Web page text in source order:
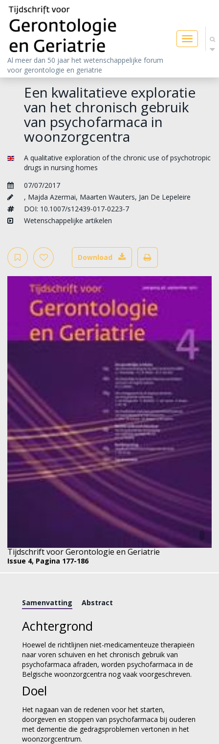
Toggle
navigation
Al meer dan 50 jaar het wetenschappelijke forum
voor gerontologie en geriatrie
Een kwalitatieve exploratie
van het chronisch gebruik
van psychofarmaca in
woonzorgcentra
A qualitative exploration of the chronic use of psychotropic
drugs in nursing homes
07/07/2017
, Majda Azermai, Maarten Wauters, Jan De Lepeleire
DOI: 10.1007/s12439-017-0223-7
Wetenschappelijke artikelen
Download
Tijdschrift voor Gerontologie en Geriatrie
Issue 4, Pagina 177-186
Samenvatting Abstract
Achtergrond
Hoewel de richtlijnen niet-medicamenteuze therapieën
naar voren schuiven en het chronisch gebruik van
psychofarmaca afraden, worden psychofarmaca in de
Belgische woonzorgcentra nog vaak voorgeschreven.
Doel
Het nagaan van de redenen voor het starten,
doorgeven en stoppen van psychofarmaca bij ouderen
met dementie die gedragsproblemen vertonen in het
woonzorgcentrum.